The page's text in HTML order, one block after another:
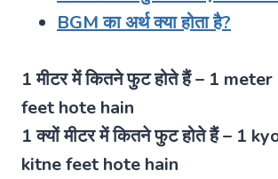
BGM का अर्थ क्या होता है?
1 मीटर में कितने फुट होते हैं – 1
feet hote hain
1 क्यों मीटर में कितने फुट होते हैं – 1
kitne feet hote hain